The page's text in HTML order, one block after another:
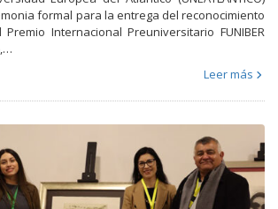
formal para la entrega del reconocimiento
Internacional Preuniversitario FUNIBER
Leer más